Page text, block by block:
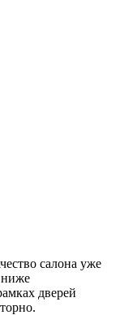
салона уже
ниже
дверей